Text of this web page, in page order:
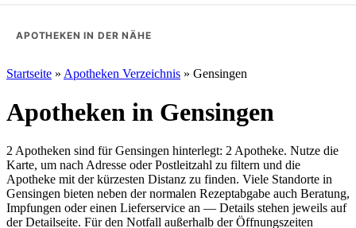
APOTHEKEN IN DER NÄHE
Startseite » Apotheken Verzeichnis » Gensingen
Apotheken in Gensingen
2 Apotheken sind für Gensingen hinterlegt: 2 Apotheke. Nutze die
Karte, um nach Adresse oder Postleitzahl zu filtern und die
Apotheke mit der kürzesten Distanz zu finden. Viele Standorte in
Gensingen bieten neben der normalen Rezeptabgabe auch Beratung,
Impfungen oder einen Lieferservice an — Details stehen jeweils auf
der Detailseite. Für den Notfall außerhalb der Öffnungszeiten